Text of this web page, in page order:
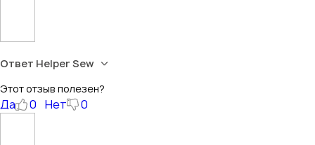
Ответ Helper Sew
Этот отзыв полезен?
Да 0 Нет 0